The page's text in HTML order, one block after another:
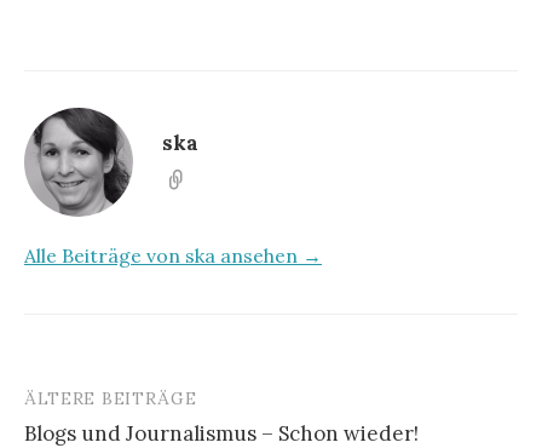
ska
Alle Beiträge von ska ansehen →
ÄLTERE BEITRÄGE
Blogs und Journalismus – Schon wieder!